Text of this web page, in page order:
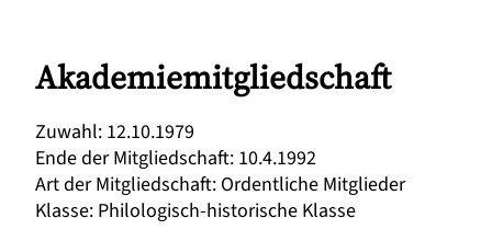
Akademiemitgliedschaft
Zuwahl: 12.10.1979
Ende der Mitgliedschaft: 10.4.1992
Art der Mitgliedschaft: Ordentliche Mitglieder
Klasse: Philologisch-historische Klasse